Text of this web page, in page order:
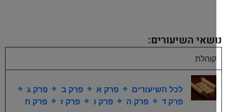
השיעורים:
קוהלת
לכל השיעורים פרק א פרק ב
פרק ג
פרק ד
פרק ה פרק ו פרק ז פרק ח